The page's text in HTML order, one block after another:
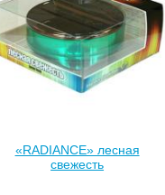
«RADIANCE» лесная
свежесть